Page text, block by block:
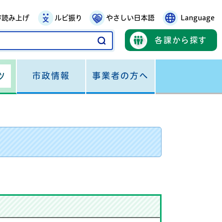
読み上げ ルビ振り やさしい日本語 Language
各課から探す
市政情報 事業者の方へ